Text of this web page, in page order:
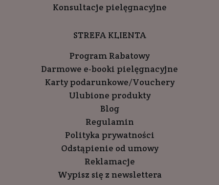
Konsultacje pielęgnacyjne
STREFA KLIENTA
Program Rabatowy
Darmowe e-booki pielęgnacyjne
Karty podarunkowe/Vouchery
Ulubione produkty
Blog
Regulamin
Polityka prywatności
Odstąpienie od umowy
Reklamacje
Wypisz się z newslettera